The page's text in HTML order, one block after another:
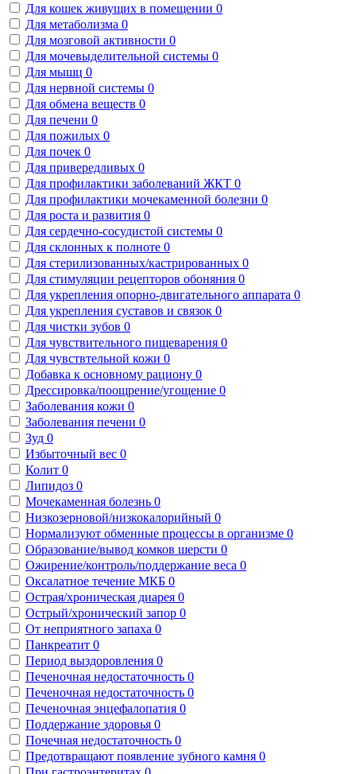
Для кошек живущих в помещении 0
Для метаболизма 0
Для мозговой активности 0
Для мочевыделительной системы 0
Для мышц 0
Для нервной системы 0
Для обмена веществ 0
Для печени 0
Для пожилых 0
Для почек 0
Для привередливых 0
Для профилактики заболеваний ЖКТ 0
Для профилактики мочекаменной болезни 0
Для роста и развития 0
Для сердечно-сосудистой системы 0
Для склонных к полноте 0
Для стерилизованных/кастрированных 0
Для стимуляции рецепторов обоняния 0
Для укрепления опорно-двигательного аппарата 0
Для укрепления суставов и связок 0
Для чистки зубов 0
Для чувствительного пищеварения 0
Для чувствтельной кожи 0
Добавка к основному рациону 0
Дрессировка/поощрение/угощение 0
Заболевания кожи 0
Заболевания печени 0
Зуд 0
Избыточный вес 0
Колит 0
Липидоз 0
Мочекаменная болезнь 0
Низкозерновой/низкокалорийный 0
Нормализуют обменные процессы в организме 0
Образование/вывод комков шерсти 0
Ожирение/контроль/поддержание веса 0
Оксалатное течение МКБ 0
Острая/хроническая диарея 0
Острый/хронический запор 0
От неприятного запаха 0
Панкреатит 0
Период выздоровления 0
Печеночная недостаточность 0
Печеночная недостаточность 0
Печеночная энцефалопатия 0
Поддержание здоровья 0
Почечная недостаточность 0
Предотвращают появление зубного камня 0